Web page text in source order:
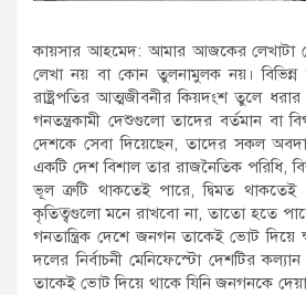
কায়সার আহমেদ: আমার আজকের লেখাটা
লেখা নয় বা কোন তুলনামুলক নয়।
রাষ্ট্রপতির আত্মজীবনীর কিয়দংশ তুলে ধরার
গনতন্ত্রকামী দেশুগুলো তাদের বর্তমান বা
দেশকে সেবা দিয়েছেন, তাদের সকল
একটি দেশ বিশাল তার রাজনৈতিক পরিধি,
ভূল ত্রুটি থাকতেই পারে, দ্বিমত
কৃতিত্বগুলো মনে রাখবো না, তাতো হতে
গনতান্ত্রিক দেশে জনগন তাকেই ভোট দিয়ে
দলের নির্বাচনী মেনিফেস্টো দেশটির
তাকেই ভোট দিয়ে থাকে যিনি জনগনকে